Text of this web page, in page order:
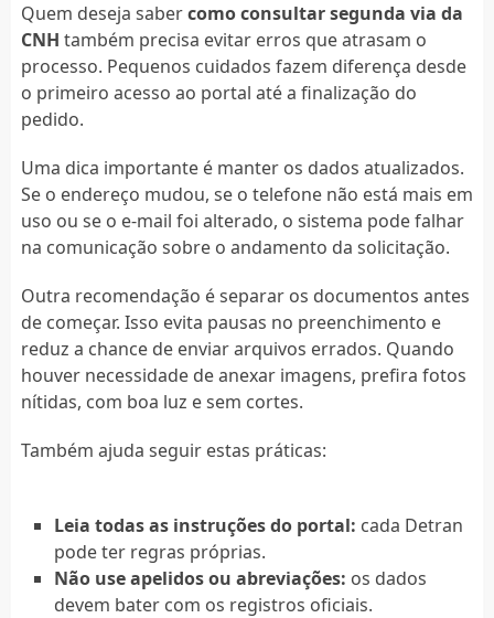
Quem deseja sabercomo consultar segunda via da
CNH também precisa evitar erros que atrasam o
processo. Pequenos cuidados fazem diferença desde
o primeiro acesso ao portal até a finalização do
pedido.
Uma dica importante é manter os dados atualizados.
Se o endereço mudou, se o telefone não está mais em
uso ou se o e-mail foi alterado, o sistema pode falhar
na comunicação sobre o andamento da solicitação.
Outra recomendação é separar os documentos antes
de começar. Isso evita pausas no preenchimento e
reduz a chance de enviar arquivos errados. Quando
houver necessidade de anexar imagens, prefira fotos
nítidas, com boa luz e sem cortes.
Também ajuda seguir estas práticas:
Leia todas as instruções do portal: cada Detran
pode ter regras próprias.
Não use apelidos ou abreviações: os dados
devem bater com os registros oficiais.